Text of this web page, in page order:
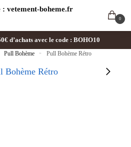
0
d’achats avec le code : BOHO10
Pull Bohème » Pull Bohème Rétro